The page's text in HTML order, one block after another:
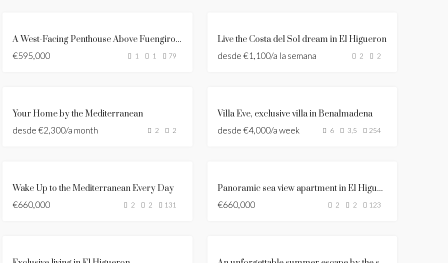
VENDE
NEW
A West-Facing Penthouse Above Fuengirola
€595,000
1 1 79
ALQUILA
HOLIDAY
Live the Costa del Sol dream in El Higueron
desde€1,100/a la semana 2 2
ALQUILA
NUEVO
Your Home by the Mediterranean
desde€2,300/a month 2 2
ALQUILA
HOLIDAY
Villa Eve, exclusive villa in Benalmadena
desde€4,000/a week 6 3,5 254
VENDE
Wake Up to the Mediterranean Every Day
€660,000
2 2 131
VENDE
Panoramic sea view apartment in El Higuerón
€660,000
2 2 123